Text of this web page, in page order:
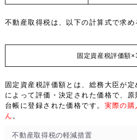
不動産取得税は、以下の計算式で求め
固定資産税評価額
固定資産税評価額とは、総務大臣が
によって評価・決定された価格で、原
台帳に登録された価格です。 実際の購
ん。
不動産取得税の軽減措置